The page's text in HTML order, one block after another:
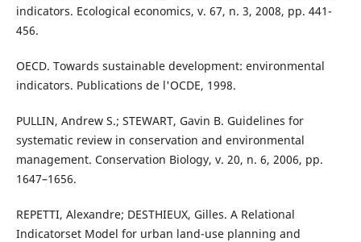
indicators. Ecological economics, v. 67, n. 3, 2008, pp. 441-
456.
OECD. Towards sustainable development: environmental
indicators. Publications de l'OCDE, 1998.
PULLIN, Andrew S.; STEWART, Gavin B. Guidelines for
systematic review in conservation and environmental
management. Conservation Biology, v. 20, n. 6, 2006, pp.
1647–1656.
REPETTI, Alexandre; DESTHIEUX, Gilles. A Relational
Indicatorset Model for urban land-use planning and